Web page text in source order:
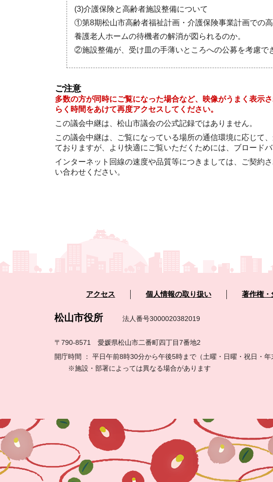
(3)介護保険と高齢者施設整備について
①第8期松山市高齢者福祉計画・介護保険事業計画での
養護老人ホームの待機者の解消が図られるのか。
②施設整備が、受け皿の手薄いところへの公募を考慮で
ご注意
多数の方が同時にご覧になった場合など、映像がうまく表示
らく時間をあけて再度アクセスしてください。
この議会中継は、松山市議会の公式記録ではありません。
この議会中継は、ご覧になっている場所の通信環境に応じて
ておりますが、より快適にご覧いただくためには、ブロード
インターネット回線の速度や品質等につきましては、ご契約
い合わせください。
アクセス 個人情報の取り扱い 著作権・
松山市役所 法人番号3000020382019
〒790-8571 愛媛県松山市二番町四丁目7番地2
開庁時間 ： 平日午前8時30分から午後5時まで（土曜・日曜・祝日・年
※施設・部署によっては異なる場合があります